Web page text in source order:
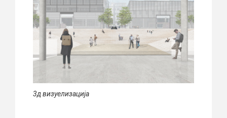
3д визуелизација